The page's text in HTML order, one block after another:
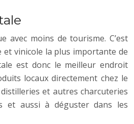
avec moins de tourisme. C’est
et vinicole la plus importante de
est donc le meilleur endroit
locaux directement chez le
et autres charcuteries
et aussi à déguster dans les